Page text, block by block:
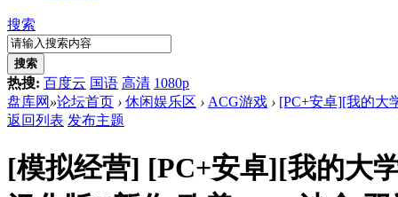
搜索
搜索
热搜: 百度云 国语 高清 1080p
盘库网 »论坛首页 › 休闲娱乐区 › ACG游戏 › [PC+安卓][我的大
返回列表 发布主题
[模拟经营] [PC+安卓][我的大